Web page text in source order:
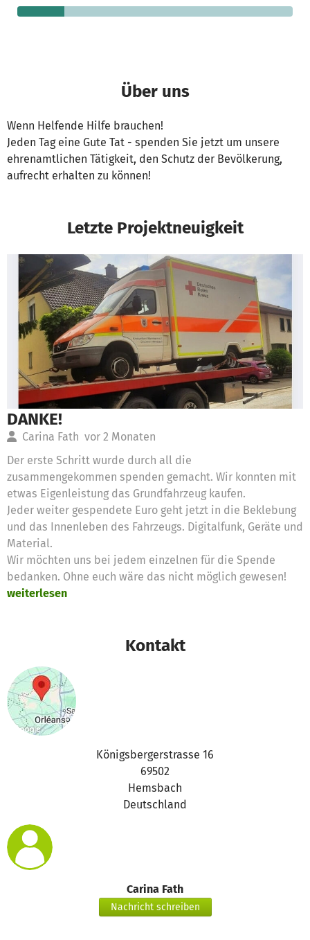
Über uns
Wenn Helfende Hilfe brauchen!
Jeden Tag eine Gute Tat - spenden Sie jetzt um unsere
ehrenamtlichen Tätigkeit, den Schutz der Bevölkerung,
aufrecht erhalten zu können!
Letzte Projektneuigkeit
DANKE!
Carina Fath vor 2 Monaten
Der erste Schritt wurde durch all die
zusammengekommen spenden gemacht. Wir konnten mit
etwas Eigenleistung das Grundfahrzeug kaufen.
Jeder weiter gespendete Euro geht jetzt in die Beklebung
und das Innenleben des Fahrzeugs. Digitalfunk, Geräte und
Material.
Wir möchten uns bei jedem einzelnen für die Spende
bedanken. Ohne euch wäre das nicht möglich gewesen!
weiterlesen
Kontakt
Königsbergerstrasse 16
69502
Hemsbach
Deutschland
Carina Fath
Nachricht schreiben